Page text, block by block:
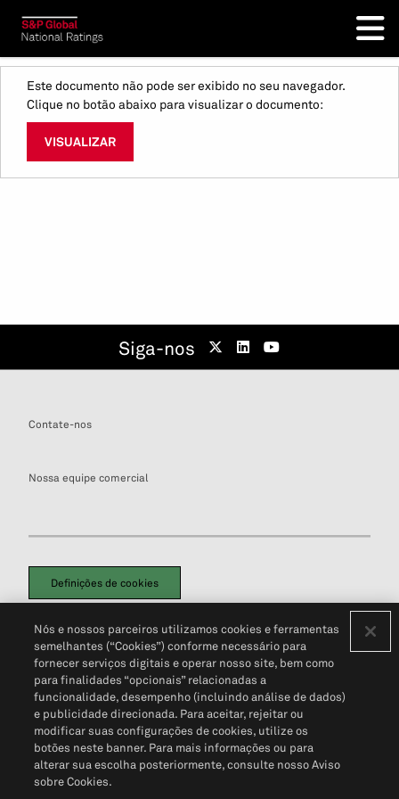
Este documento não pode ser exibido no seu navegador.
Clique no botão abaixo para visualizar o documento:
VISUALIZAR
Siga-nos
Contate-nos
Nossa equipe comercial
Definições de cookies
Política de PrivacidadePortal de privacidade do cliente (em inglês)
Não Venda Minhas Informações Pessoais© 2026 S&P Global
Nós e nossos parceiros utilizamos cookies e ferramentas
semelhantes (“Cookies”) conforme necessário para
fornecer serviços digitais e operar nosso site, bem como
para finalidades “opcionais” relacionadas a
funcionalidade, desempenho (incluindo análise de dados)
e publicidade direcionada. Para aceitar, rejeitar ou
modificar suas configurações de cookies, utilize os
botões neste banner. Para mais informações ou para
alterar sua escolha posteriormente, consulte nosso Aviso
sobre Cookies.